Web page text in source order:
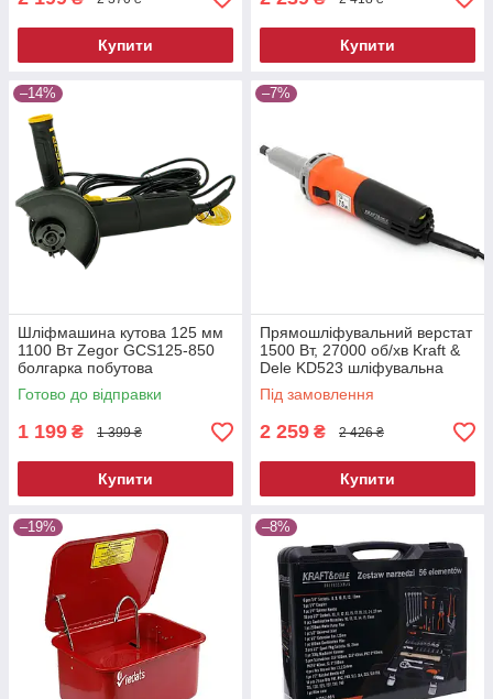
Купити Купити
–14%
Шліфмашина кутова 125 мм
1100 Вт Zegor GCS125-850
болгарка побутова
електрична для різання та
шліфування
Готово до відправки
1 199 ₴ 1 399 ₴
Купити
–7%
Прямошліфувальний верстат
1500 Вт, 27000 об/хв Kraft &
Dele KD523 шліфувальна
машина пряма
Під замовлення
2 259 ₴ 2 426 ₴
Купити
–19% –8%